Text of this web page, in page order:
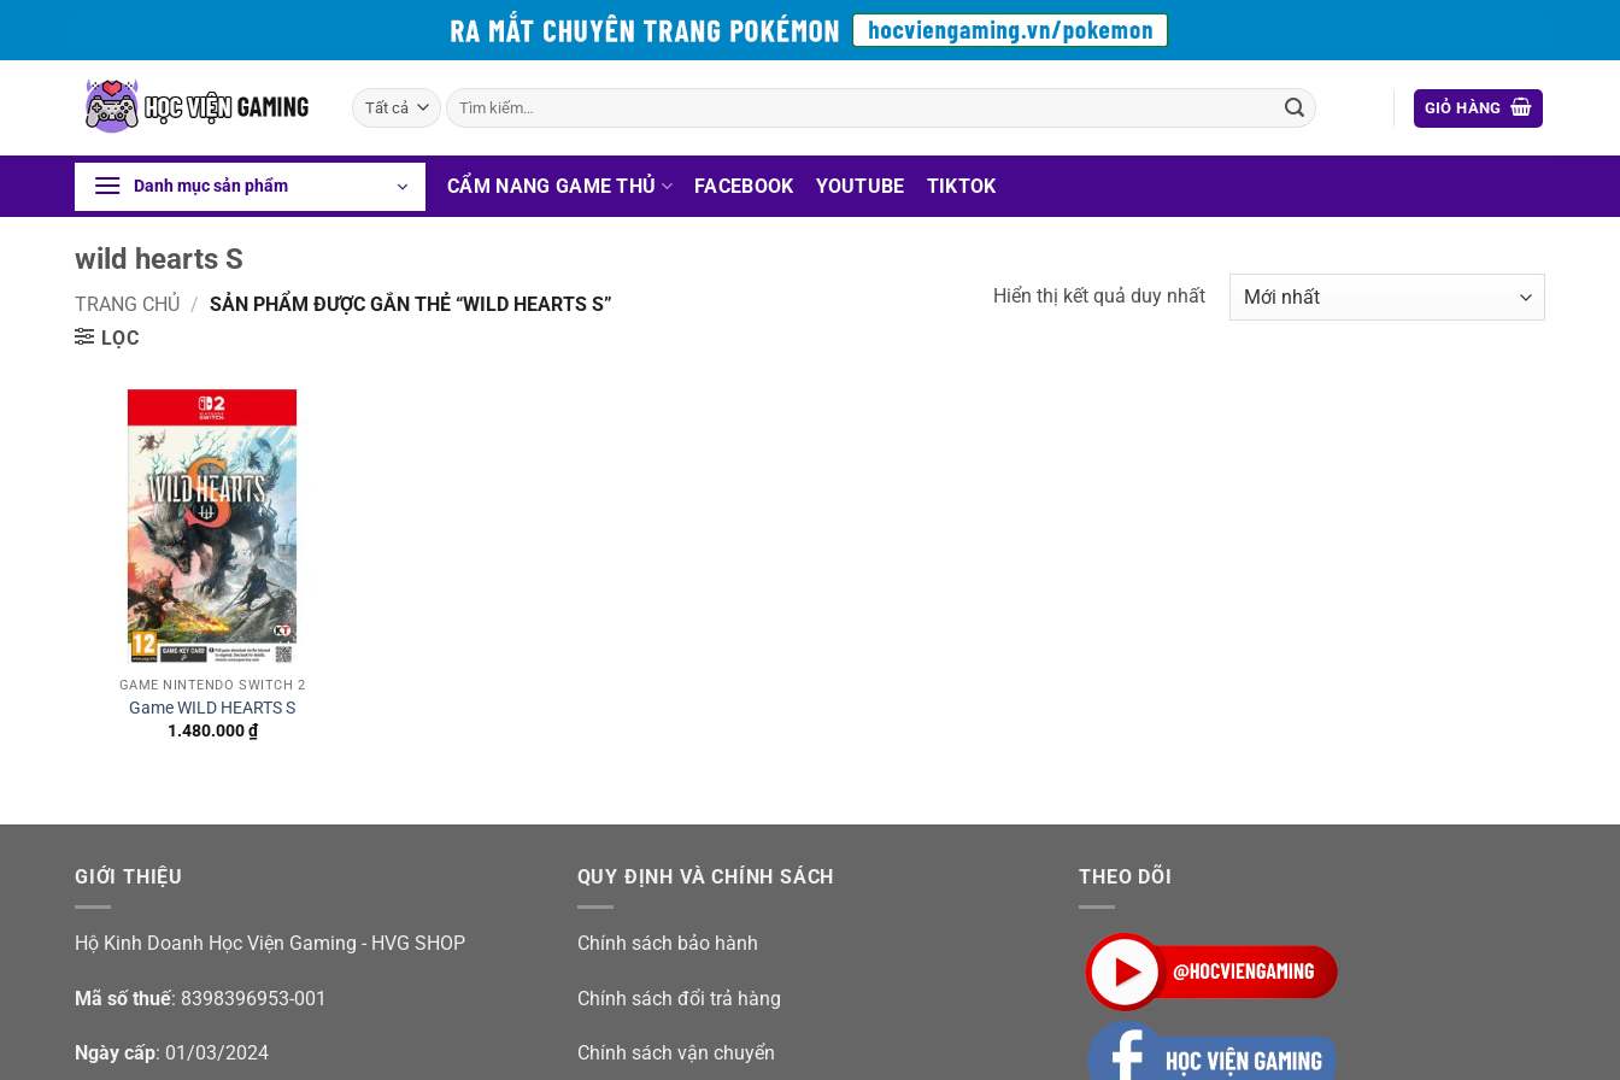
Tìm
kiếm:
GIỎ HÀNG
Danh mục sản phẩm CẨM NANG GAME THỦ FACEBOOK YOUTUBE TIKTOK
wild hearts S
TRANG CHỦ / SẢN PHẨM ĐƯỢC GẮN THẺ “WILD HEARTS S”
LỌC
Hiển thị kết quả duy nhất
GAME NINTENDO SWITCH 2
Game WILD HEARTS S
1.480.000₫
GIỚI THIỆU
Hộ Kinh Doanh Học Viện Gaming - HVG SHOP
Mã số thuế: 8398396953-001
Ngày cấp: 01/03/2024
QUY ĐỊNH VÀ CHÍNH SÁCH
Chính sách bảo hành
Chính sách đổi trả hàng
Chính sách vận chuyển
THEO DÕI